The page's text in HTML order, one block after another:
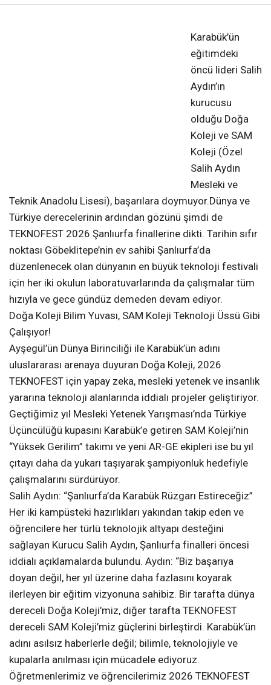
Karabük’ün
eğitimdeki
öncü lideri Salih
Aydın’ın
kurucusu
olduğu Doğa
Koleji ve SAM
Koleji (Özel
Salih Aydın
Mesleki ve
Teknik Anadolu Lisesi), başarılara doymuyor.Dünya ve
Türkiye derecelerinin ardından gözünü şimdi de
TEKNOFEST 2026 Şanlıurfa finallerine dikti. Tarihin sıfır
noktası Göbeklitepe’nin ev sahibi Şanlıurfa’da
düzenlenecek olan dünyanın en büyük teknoloji festivali
için her iki okulun laboratuvarlarında da çalışmalar tüm
hızıyla ve gece gündüz demeden devam ediyor.
Doğa Koleji Bilim Yuvası, SAM Koleji Teknoloji Üssü Gibi
Çalışıyor!
Ayşegül’ün Dünya Birinciliği ile Karabük’ün adını
uluslararası arenaya duyuran Doğa Koleji, 2026
TEKNOFEST için yapay zeka, mesleki yetenek ve insanlık
yararına teknoloji alanlarında iddialı projeler geliştiriyor.
Geçtiğimiz yıl Mesleki Yetenek Yarışması’nda Türkiye
Üçüncülüğü kupasını Karabük’e getiren SAM Koleji’nin
“Yüksek Gerilim” takımı ve yeni AR-GE ekipleri ise bu yıl
çıtayı daha da yukarı taşıyarak şampiyonluk hedefiyle
çalışmalarını sürdürüyor.
Salih Aydın: “Şanlıurfa’da Karabük Rüzgarı Estireceğiz”
Her iki kampüsteki hazırlıkları yakından takip eden ve
öğrencilere her türlü teknolojik altyapı desteğini
sağlayan Kurucu Salih Aydın, Şanlıurfa finalleri öncesi
iddialı açıklamalarda bulundu. Aydın: “Biz başarıya
doyan değil, her yıl üzerine daha fazlasını koyarak
ilerleyen bir eğitim vizyonuna sahibiz. Bir tarafta dünya
dereceli Doğa Koleji’miz, diğer tarafta TEKNOFEST
dereceli SAM Koleji’miz güçlerini birleştirdi. Karabük’ün
adını asılsız haberlerle değil; bilimle, teknolojiyle ve
kupalarla anılması için mücadele ediyoruz.
Öğretmenlerimiz ve öğrencilerimiz 2026 TEKNOFEST